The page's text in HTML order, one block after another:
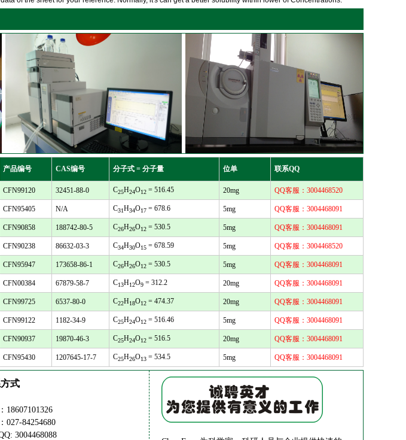
产品编号 CAS编号 分子式 = 分子量 位单 联系QQ
CFN99120 32451-88-0 C25H24O12 = 516.45 20mg QQ客服：3004468520
CFN95405 N/A C31H34O17 = 678.6 5mg QQ客服：3004468091
CFN90858 188742-80-5 C26H26O12 = 530.5 5mg QQ客服：3004468091
CFN90238 86632-03-3 C34H30O15 = 678.59 5mg QQ客服：3004468520
CFN95947 173658-86-1 C26H26O12 = 530.5 5mg QQ客服：3004468091
CFN00384 67879-58-7 C13H12O9 = 312.2 20mg QQ客服：3004468091
CFN99725 6537-80-0 C22H18O12 = 474.37 20mg QQ客服：3004468091
CFN99122 1182-34-9 C25H24O12 = 516.46 5mg QQ客服：3004468091
CFN90937 19870-46-3 C25H24O12 = 516.5 20mg QQ客服：3004468091
CFN95430 1207645-17-7 C25H26O13 = 534.5 5mg QQ客服：3004468091
式
18607101326
027-84254680
3004468088